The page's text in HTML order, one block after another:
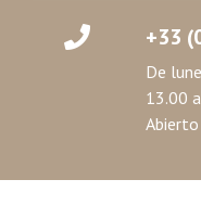
+33
De
13.00